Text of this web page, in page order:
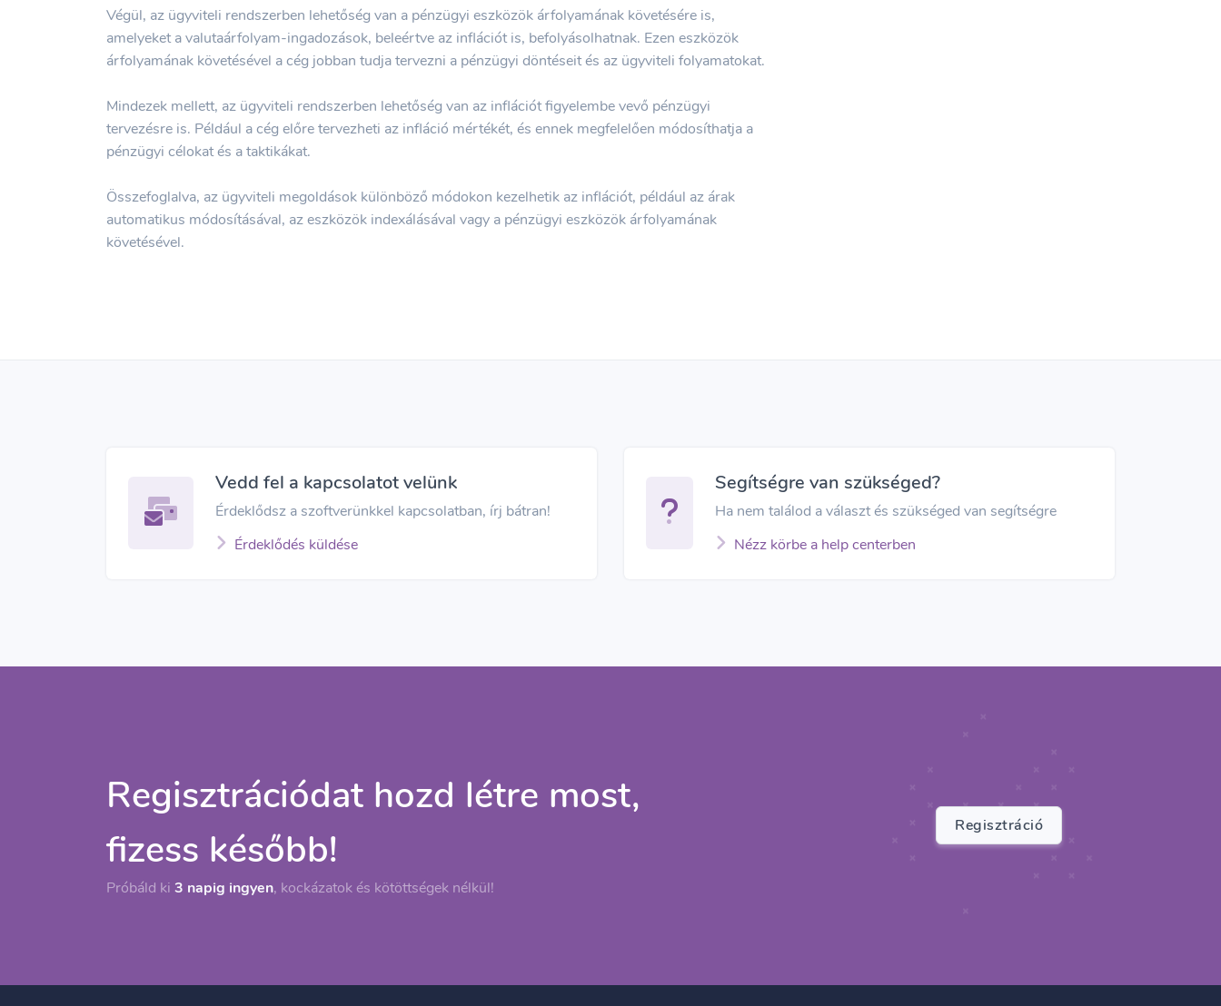
Végül, az ügyviteli rendszerben lehetőség van a pénzügyi eszközök árfolyamának követésére is,
amelyeket a valutaárfolyam-ingadozások, beleértve az inflációt is, befolyásolhatnak. Ezen eszközök
árfolyamának követésével a cég jobban tudja tervezni a pénzügyi döntéseit és az ügyviteli folyamatokat.
Mindezek mellett, az ügyviteli rendszerben lehetőség van az inflációt figyelembe vevő pénzügyi
tervezésre is. Például a cég előre tervezheti az infláció mértékét, és ennek megfelelően módosíthatja a
pénzügyi célokat és a taktikákat.
Összefoglalva, az ügyviteli megoldások különböző módokon kezelhetik az inflációt, például az árak
automatikus módosításával, az eszközök indexálásával vagy a pénzügyi eszközök árfolyamának
követésével.
Vedd fel a kapcsolatot velünk
Érdeklődsz a szoftverünkkel kapcsolatban, írj bátran!
Érdeklődés küldése
Segítségre van szükséged?
Ha nem találod a választ és szükséged van segítségre
Nézz körbe a help centerben
Regisztrációdat hozd létre most,
fizess később!
Próbáld ki 3 napig ingyen, kockázatok és kötöttségek nélkül!
Regisztráció